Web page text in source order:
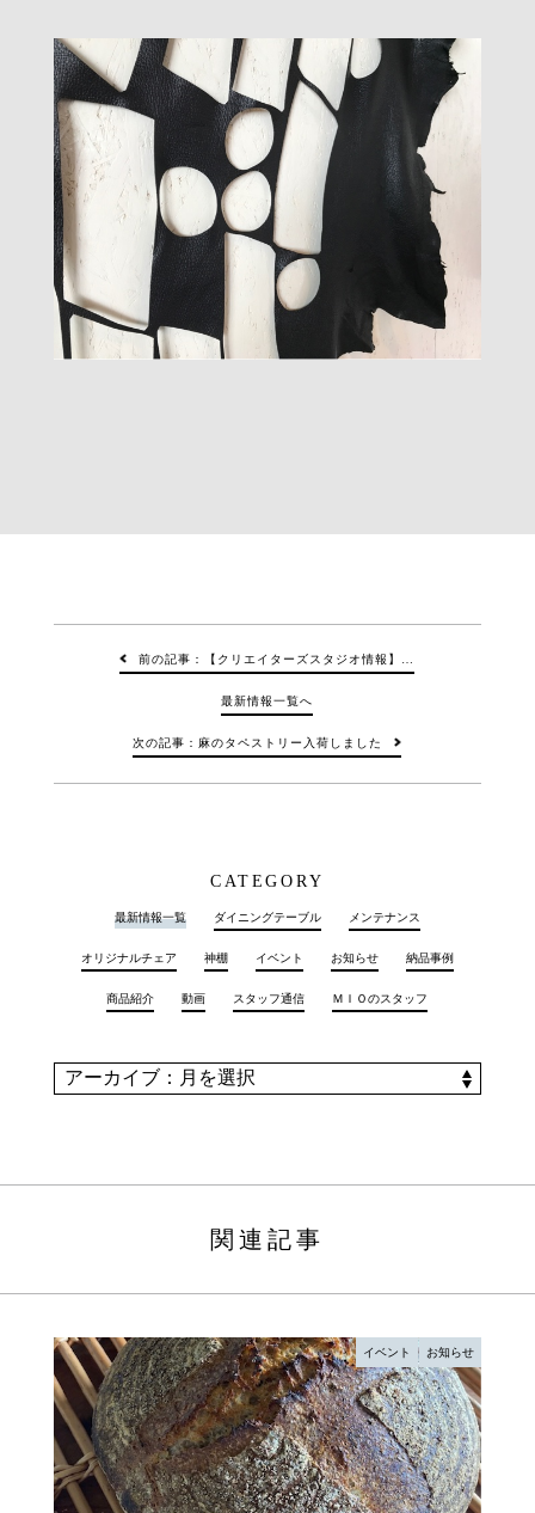
前の記事：【クリエイターズスタジオ情報】…
最新情報一覧へ
次の記事：麻のタペストリー入荷しました
CATEGORY
最新情報一覧 ダイニングテーブル メンテナンス
オリジナルチェア 神棚 イベント お知らせ 納品事例
商品紹介 動画 スタッフ通信 ＭＩＯのスタッフ
関連記事
イベント お知らせ